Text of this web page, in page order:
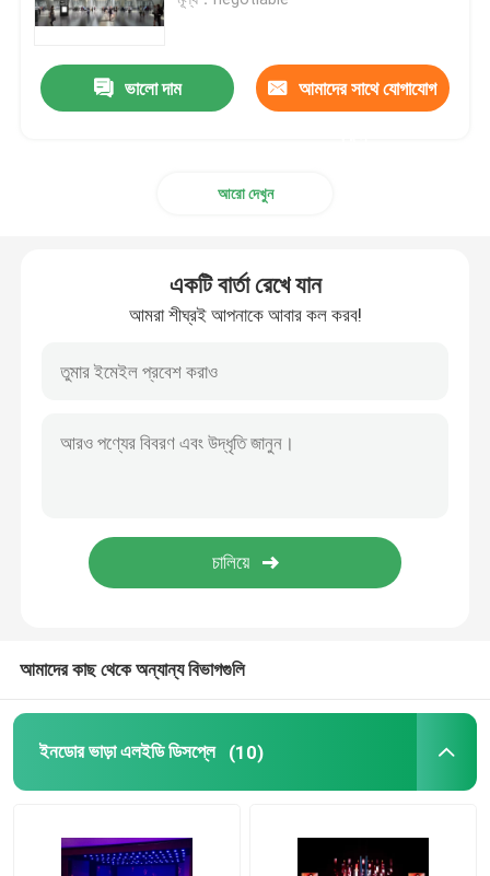
মোবাইল ট্রাক এলইডি ডিসপ্লে
স্টেডিয়াম এলইডি ডিসপ্লে
ভালো দাম আমাদের সাথে যোগাযোগ
আরো দেখুন
একটি বার্তা রেখে যান
আমরা শীঘ্রই আপনাকে আবার কল করব!
আমাদের কাছ থেকে অন্যান্য বিভাগগুলি
ইনডোর ভাড়া এলইডি ডিসপ্লে (10)